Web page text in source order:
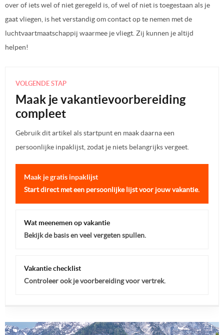
over of iets wel of niet geregeld is, of wel of niet is toegestaan als je
gaat vliegen, is het verstandig om contact op te nemen met de
luchtvaartmaatschappij waarmee je vliegt. Zij kunnen je altijd
helpen!
VOLGENDE STAP
Maak je vakantievoorbereiding
compleet
Gebruik dit artikel als startpunt en maak daarna een
persoonlijke inpaklijst, zodat je niets belangrijks vergeet.
Maak je gratis inpaklijst
Start direct met een persoonlijke lijst voor jouw vakantie.
Wat meenemen op vakantie
Bekijk de basis en veel vergeten spullen.
Vakantie checklist
Controleer ook je voorbereiding voor vertrek.